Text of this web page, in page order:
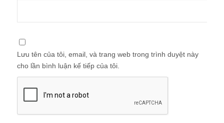
Lưu tên của tôi, email, và trang web trong trình duyệt này
cho lần bình luận kế tiếp của tôi.